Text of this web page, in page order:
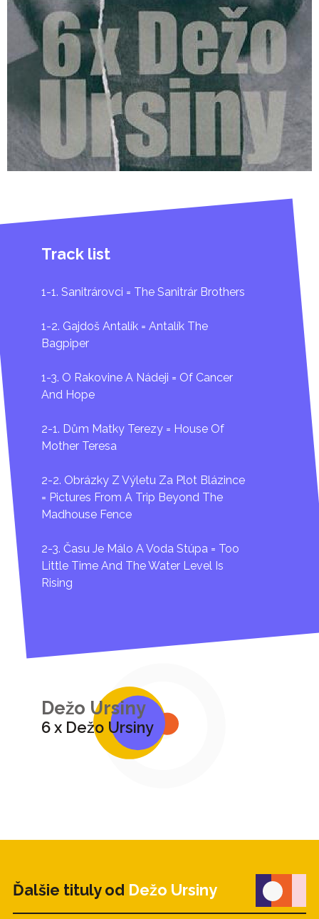
Dům Matky Terezy
Scenár a réžia: Dežo ursiny
1993, ČR, far., 30 min.
Obrázky z výletu za plot blázince
Scenár a réžia: Dežo Ursiny
1994, ČR, far., 40 min.
Času je málo a voda stúpa
Technické informácie
Audio: slovensky 2.0 mono
ANGLICKÉ
DVD Región: ALL PAL
Celková minutáž/Running time: 305 min. (disk 1 - 141
Digitálne reštaurované filmy / Digitally restored
films (Sanitrárovci, Gajdoš Antalík)
Track list
1-1. Sanitrárovci = The Sanitrár Brothers
1-2. Gajdoš Antalík = Antalík The
Bagpiper
1-3. O Rakovine A Nádeji = Of Cancer
And Hope
2-1. Dům Matky Terezy = House Of
Mother Teresa
2-2. Obrázky Z Výletu Za Plot Blázince
= Pictures From A Trip Beyond The
Madhouse Fence
2-3. Času Je Málo A Voda Stúpa = Too
Little Time And The Water Level Is
Rising
Dežo Ursiny
6 x Dežo Ursiny
Ďalšie tituly od Dežo Ursiny